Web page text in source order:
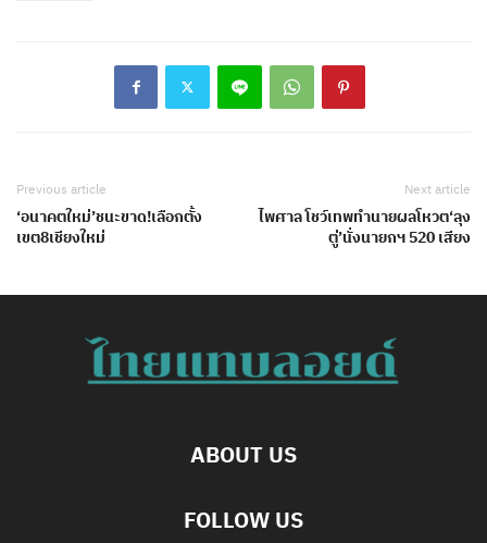
Previous article
‘อนาคตใหม่’ชนะขาด!เลือกตั้ง
เขต8เชียงใหม่
Next article
ไพศาล โชว์เทพทำนายผลโหวต‘ลุง
ตู่’นั่งนายกฯ 520 เสียง
ABOUT US
FOLLOW US